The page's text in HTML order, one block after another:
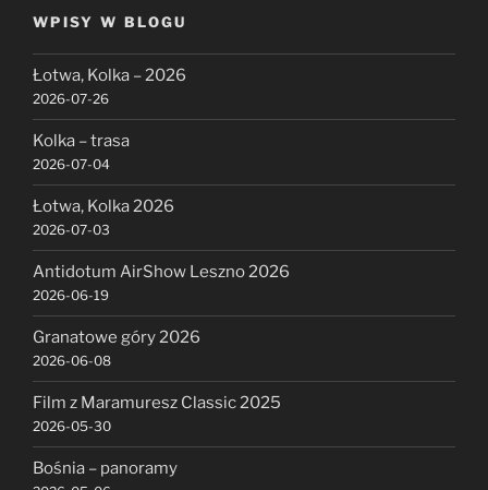
WPISY W BLOGU
Łotwa, Kolka – 2026
2026-07-26
Kolka – trasa
2026-07-04
Łotwa, Kolka 2026
2026-07-03
Antidotum AirShow Leszno 2026
2026-06-19
Granatowe góry 2026
2026-06-08
Film z Maramuresz Classic 2025
2026-05-30
Bośnia – panoramy